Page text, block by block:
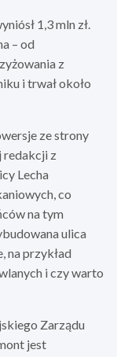
1,3 mln zł.
– od
z
i trwał około
ze strony
redakcji z
Lecha
co
na tym
ulica
na przykład
i czy warto
Zarządu
jest